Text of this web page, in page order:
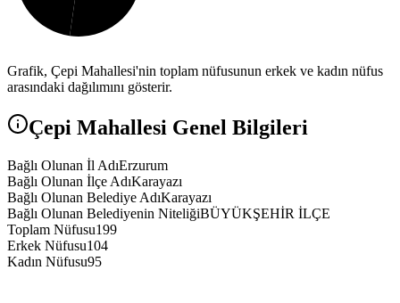
Grafik, Çepi Mahallesi'nin toplam nüfusunun erkek ve kadın nüfus
arasındaki dağılımını gösterir.
Çepi Mahallesi Genel Bilgileri
Bağlı Olunan İl AdıErzurum
Bağlı Olunan İlçe AdıKarayazı
Bağlı Olunan Belediye AdıKarayazı
Bağlı Olunan Belediyenin NiteliğiBÜYÜKŞEHİR İLÇE
Toplam Nüfusu199
Erkek Nüfusu104
Kadın Nüfusu95